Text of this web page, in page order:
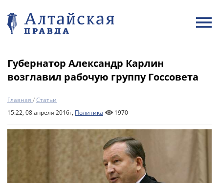
Губернатор Александр Карлин
возглавил рабочую группу Госсовета
Главная /Статьи
15:22, 08 апреля 2016г, Политика 1970